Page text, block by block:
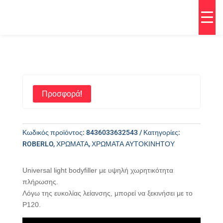
Προσφορά!
Κωδικός προϊόντος: 8436033632543
Κατηγορίες:
ROBERLO,ΧΡΩΜΑΤΑ,ΧΡΩΜΑΤΑ ΑΥΤΟΚΙΝΗΤΟΥ
Universal light bodyfiller με υψηλή χωρητικότητα
πλήρωσης.
Λόγω της ευκολίας λείανσης, μπορεί να ξεκινήσει με το
P120.